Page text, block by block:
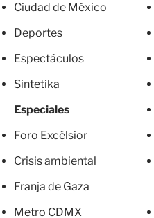
Ciudad de México
Deportes
Espectáculos
Sintetika
Especiales
Foro Excélsior
Crisis ambiental
Franja de Gaza
Metro CDMX